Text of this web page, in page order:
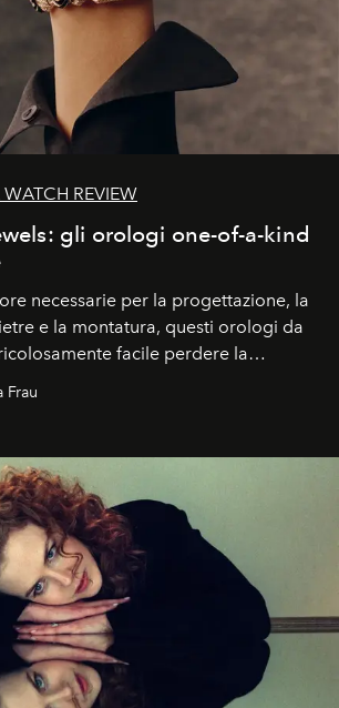
REVIEW
gli orologi one-of-a-kind
necessarie per la progettazione, la
e la montatura, questi orologi da
facile perdere la
Ma con quadranti così
Frau